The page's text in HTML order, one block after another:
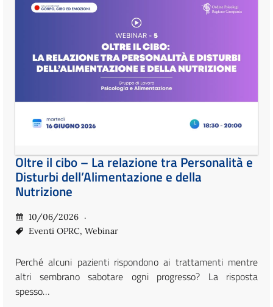
Oltre il cibo – La relazione tra Personalità e
Disturbi dell’Alimentazione e della
Nutrizione
10/06/2026
Eventi OPRC, Webinar
Perché alcuni pazienti rispondono ai trattamenti mentre
altri sembrano sabotare ogni progresso? La risposta
spesso…